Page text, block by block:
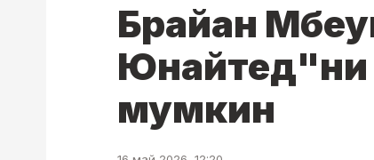
Брайан
Юнайтед"ни
мумкин